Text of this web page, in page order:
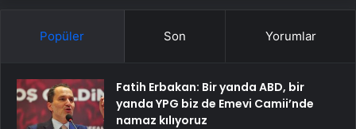
Popüler Son Yorumlar
Fatih Erbakan: Bir yanda ABD, bir
yanda YPG biz de Emevi Camii’nde
namaz kılıyoruz